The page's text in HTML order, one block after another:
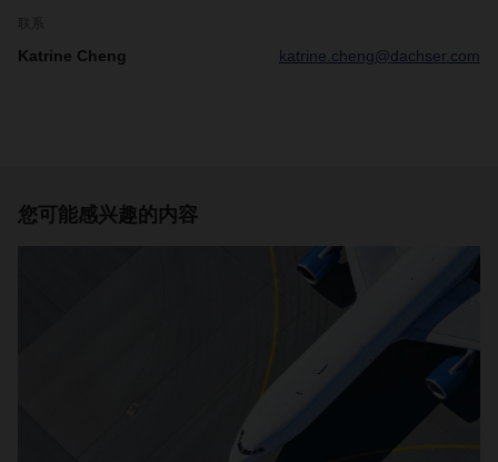
Katrine Cheng katrine.cheng@dachser.com
您可能感兴趣的内容